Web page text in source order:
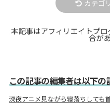
カテゴ
本記事はアフィリエイトプ
合が
この記事の編集者は以下
深夜アニメ見ながら寝落ちしても